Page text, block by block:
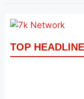
TOP